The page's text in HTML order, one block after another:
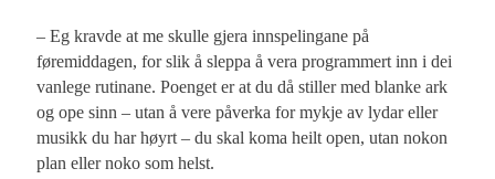
– Eg kravde at me skulle gjera innspelingane på
føremiddagen, for slik å sleppa å vera programmert inn i dei
vanlege rutinane. Poenget er at du då stiller med blanke ark
og ope sinn – utan å vere påverka for mykje av lydar eller
musikk du har høyrt – du skal koma heilt open, utan nokon
plan eller noko som helst.